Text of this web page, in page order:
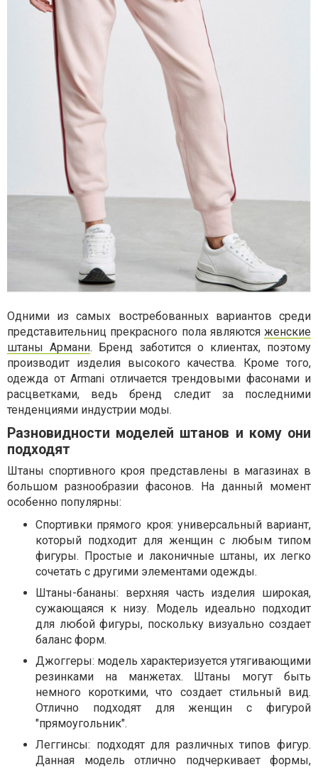
Одними из самых востребованных вариантов среди
представительниц прекрасного пола являются женские
штаны Армани. Бренд заботится о клиентах, поэтому
производит изделия высокого качества. Кроме того,
одежда от Armani отличается трендовыми фасонами и
расцветками, ведь бренд следит за последними
тенденциями индустрии моды.
Разновидности моделей штанов и кому они
подходят
Штаны спортивного кроя представлены в магазинах в
большом разнообразии фасонов. На данный момент
особенно популярны:
Спортивки прямого кроя: универсальный вариант,
который подходит для женщин с любым типом
фигуры. Простые и лаконичные штаны, их легко
сочетать с другими элементами одежды.
Штаны-бананы: верхняя часть изделия широкая,
сужающаяся к низу. Модель идеально подходит
для любой фигуры, поскольку визуально создает
баланс форм.
Джоггеры: модель характеризуется утягивающими
резинками на манжетах. Штаны могут быть
немного короткими, что создает стильный вид.
Отлично подходят для женщин с фигурой
"прямоугольник".
Леггинсы: подходят для различных типов фигур.
Данная модель отлично подчеркивает формы,